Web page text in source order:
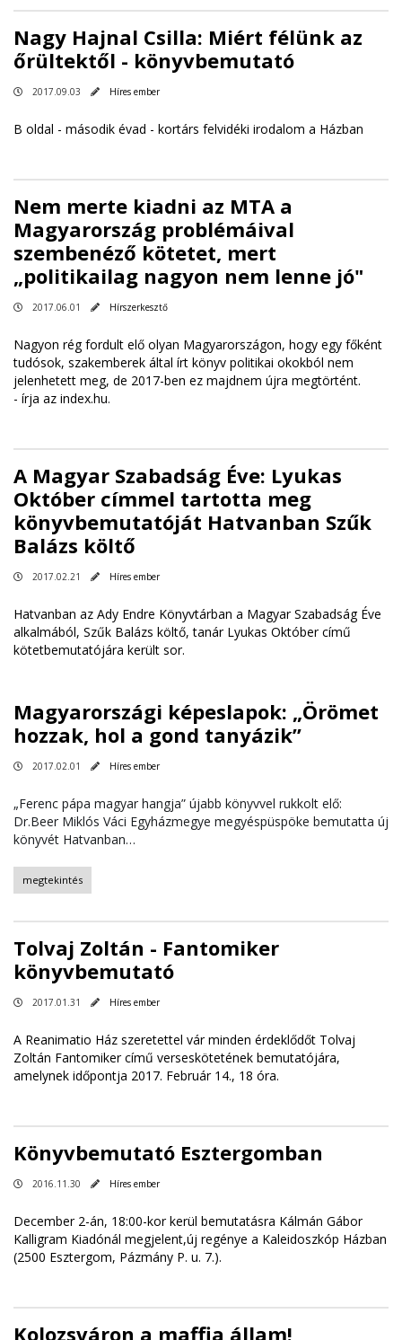
Nagy Hajnal Csilla: Miért félünk az
őrültektől - könyvbemutató
2017.09.03 Híres ember
B oldal - második évad - kortárs felvidéki irodalom a Házban
Nem merte kiadni az MTA a
Magyarország problémáival
szembenéző kötetet, mert
„politikailag nagyon nem lenne jó"
2017.06.01 Hírszerkesztő
Nagyon rég fordult elő olyan Magyarországon, hogy egy főként
tudósok, szakemberek által írt könyv politikai okokból nem
jelenhetett meg, de 2017-ben ez majdnem újra megtörtént.
- írja az index.hu.
A Magyar Szabadság Éve: Lyukas
Október címmel tartotta meg
könyvbemutatóját Hatvanban Szűk
Balázs költő
2017.02.21 Híres ember
Hatvanban az Ady Endre Könyvtárban a Magyar Szabadság Éve
alkalmából, Szűk Balázs költő, tanár Lyukas Október című
kötetbemutatójára került sor.
​Magyarországi képeslapok: „Örömet
hozzak, hol a gond tanyázik”
2017.02.01 Híres ember
„Ferenc pápa magyar hangja” újabb könyvvel rukkolt elő:
Dr.Beer Miklós Váci Egyházmegye megyéspüspöke bemutatta új
könyvét Hatvanban…
megtekintés
Tolvaj Zoltán - Fantomiker
könyvbemutató
2017.01.31 Híres ember
A Reanimatio Ház szeretettel vár minden érdeklődőt Tolvaj
Zoltán Fantomiker című verseskötetének bemutatójára,
amelynek időpontja 2017. Február 14., 18 óra.
Könyvbemutató Esztergomban
2016.11.30 Híres ember
December 2-án, 18:00-kor kerül bemutatásra Kálmán Gábor
Kalligram Kiadónál megjelent,új regénye a Kaleidoszkóp Házban
(2500 Esztergom, Pázmány P. u. 7.).
Kolozsváron a maffia állam!